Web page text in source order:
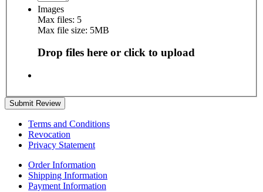
Images
Max files: 5
Max file size: 5MB
Drop files here or click to upload
Submit Review
Terms and Conditions
Revocation
Privacy Statement
Order Information
Shipping Information
Payment Information